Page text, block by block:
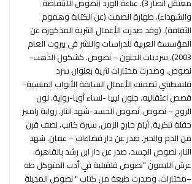
والشهداء). طهارة الصمت (عن الكتابة وهموم
الثقافة). (وقد صدرت الأعمال النثرية المذكورة عن
المؤسسة العربية للدراسات والنشر في بيروت العام
2003). سرديات الجنون – نصوص. كشكول الذهب-
نصوص. وصدرت مختارات نثرية بعنوان سرد
فلسطيني تضمنت الأعمال السابقة الأبواب المنسية-
قصص اعتقاليه. جنون ليبيا -نساء أويا-رواية. لون
الروح – نصوص. نصوص الجسد-شهد النار. رواية رامبير
حفلة تنكرية. أيام خارج الزمن، سيرة كاتب، نصف قرن
من الدم والحبر. صدر عن دار فضاءات – عمان. شهد
النار، نصوص الجسد، صدر عن دار ابن رشد بالقاهرة.
عرش الليمون “نصوص قلقيلية في أدب المتوكل طه
–مختارات. وصدرت طبعة من كتاب " نصوص المدينة